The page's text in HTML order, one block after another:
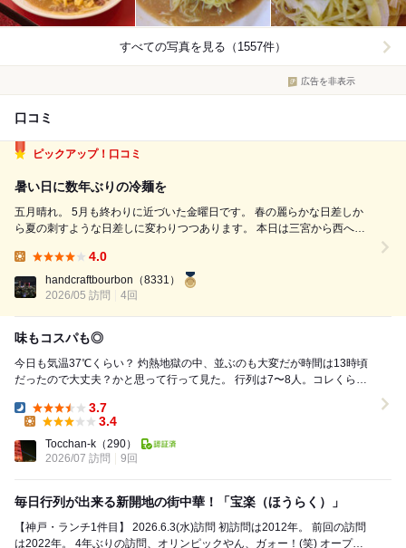
すべての写真を見る（1557件）
広告を非表示
口コミ
ピックアップ！口コミ
暑い日に数年ぶりの冷麺を
五月晴れ。 5月も終わりに近づいた金曜日です。 春の麗らかな日差しか
ら夏の刺すような日差しに変わりつつあります。 本日は三宮から西へ向
こんな時に頼るべきは「宝楽」さん。 なんと10時から営業されていま
す。 午前中にも...
4.0
handcraftbourbon （8331）
2026/05 訪問
4回
味もコスパも◎
今日も気温37℃くらい？ 灼熱地獄の中、並ぶのも大変だが時間は13時頃
だったので大丈夫？かと思って行って見た。 行列は7〜8人。コレくらい
Dinner:
3.7
3.4
Tocchan-k （290）
2026/07 訪問
9回
毎日行列が出来る新開地の街中華！「宝楽（ほうらく）」
【神戸・ランチ1件目】 2026.6.3(水)訪問 初訪問は2012年。 前回の訪問
は2022年。 4年ぶりの訪問、オリンピックやん、ガォー！(笑) オープン